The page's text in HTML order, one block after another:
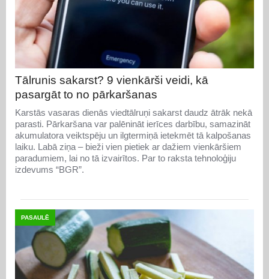
Tālrunis sakarst? 9 vienkārši veidi, kā
pasargāt to no pārkaršanas
Karstās vasaras dienās viedtālruņi sakarst daudz ātrāk nekā
parasti. Pārkaršana var palēnināt ierīces darbību, samazināt
akumulatora veiktspēju un ilgtermiņā ietekmēt tā kalpošanas
laiku. Labā ziņa – bieži vien pietiek ar dažiem vienkāršiem
paradumiem, lai no tā izvairītos. Par to raksta tehnoloģiju
izdevums “BGR”.
PASAULĒ